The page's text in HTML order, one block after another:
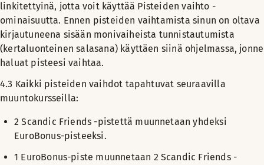
linkitettyinä, jotta voit käyttää Pisteiden vaihto -
ominaisuutta. Ennen pisteiden vaihtamista sinun on oltava
kirjautuneena sisään monivaiheista tunnistautumista
(kertaluonteinen salasana) käyttäen siinä ohjelmassa, jonne
haluat pisteesi vaihtaa.
4.3 Kaikki pisteiden vaihdot tapahtuvat seuraavilla
muuntokursseilla:
2 Scandic Friends -pistettä muunnetaan yhdeksi
EuroBonus-pisteeksi.
1 EuroBonus-piste muunnetaan 2 Scandic Friends -